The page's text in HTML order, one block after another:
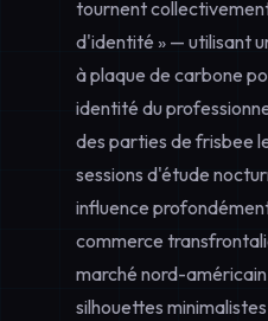
tournent
d'identité » — utilisant
à plaque de carbone
identité du
des parties de frisbee
sessions d'étude
influence
commerce
marché nord-
silhouettes